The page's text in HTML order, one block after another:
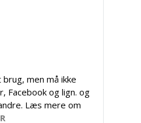
men må ikke
Facebook og lign. og
Læs mere om